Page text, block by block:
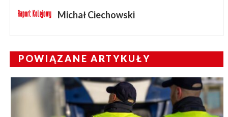
Michał Ciechowski
POWIĄZANE ARTYKUŁY